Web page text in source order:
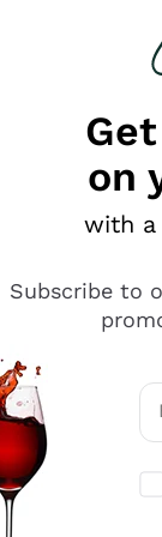
looking for
on
with a
Subscribe to